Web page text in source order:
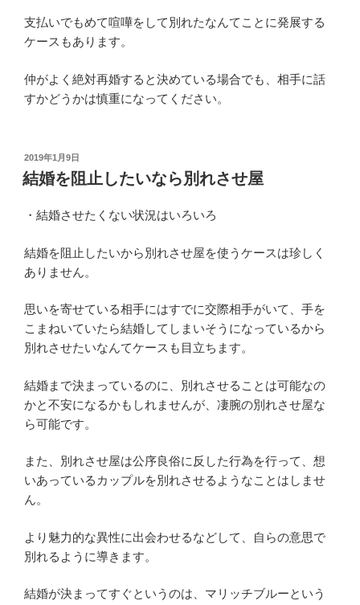
支払いでもめて喧嘩をして別れたなんてことに発展する
ケースもあります。
仲がよく絶対再婚すると決めている場合でも、相手に話
すかどうかは慎重になってください。
投
稿
日:
2019年1月9日
結婚を阻止したいなら別れさせ屋
・結婚させたくない状況はいろいろ
結婚を阻止したいから別れさせ屋を使うケースは珍しく
ありません。
思いを寄せている相手にはすでに交際相手がいて、手を
こまねいていたら結婚してしまいそうになっているから
別れさせたいなんてケースも目立ちます。
結婚まで決まっているのに、別れさせることは可能なの
かと不安になるかもしれませんが、凄腕の別れさせ屋な
ら可能です。
また、別れさせ屋は公序良俗に反した行為を行って、想
いあっているカップルを別れさせるようなことはしませ
ん。
より魅力的な異性に出会わせるなどして、自らの意思で
別れるように導きます。
結婚が決まってすぐというのは、マリッチブルーという